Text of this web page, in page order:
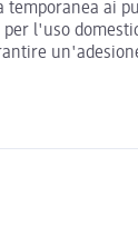
temporanea ai
l'uso